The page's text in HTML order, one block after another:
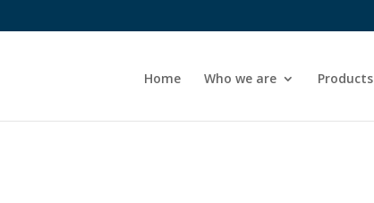
Home Who we are Products